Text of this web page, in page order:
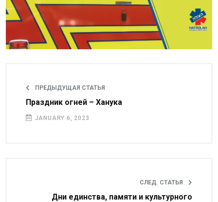
ПРЕДЫДУЩАЯ СТАТЬЯ
Праздник огней – Ханука
JANUARY 6, 2023
СЛЕД. СТАТЬЯ
Дни единства, памяти и культурного